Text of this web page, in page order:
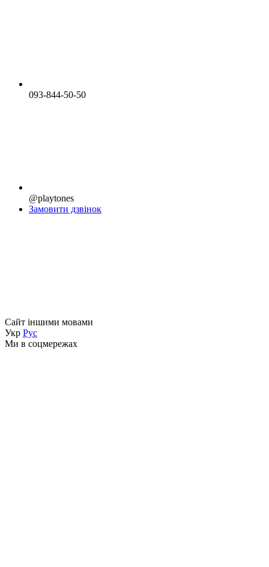
093-844-50-50
@playtones
Замовити дзвінок
Сайт іншими мовами
Укр Рус
Ми в соцмережах